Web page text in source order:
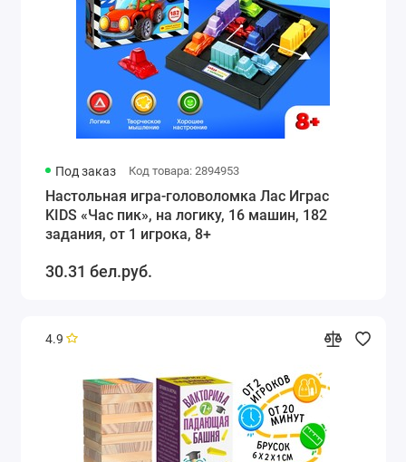
Под заказ Код товара: 2894953
Настольная игра-головоломка Лас Играс
KIDS «Час пик», на логику, 16 машин, 182
задания, от 1 игрока, 8+
30.31 бел.руб.
4.9